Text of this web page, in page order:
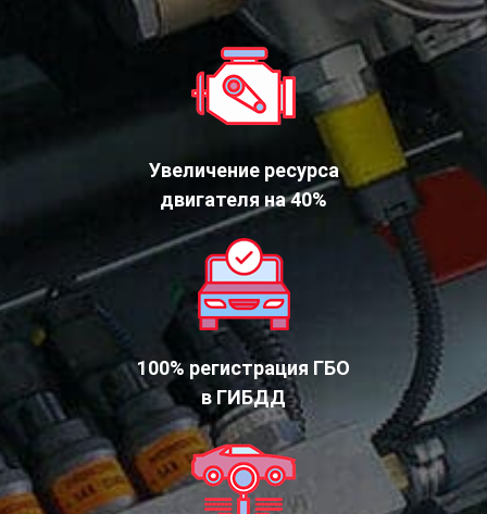
Увеличение ресурса
двигателя на 40%
100% регистрация ГБО
в ГИБДД